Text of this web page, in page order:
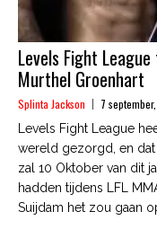
Levels Fight
Murthel Groenhart
Splinta Jackson 7
Levels Fight League
wereld gezorgd, en dat
zal 10 Oktober van dit
hadden tijdens LFL
Suijdam het zou gaan